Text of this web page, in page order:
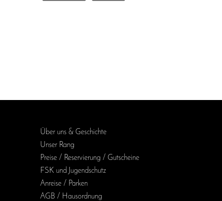
Über uns & Geschichte
Unser Rang
Preise / Reservierung / Gutscheine
FSK und Jugendschutz
Anreise / Parken
AGB / Haus­ordnung